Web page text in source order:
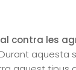
contra les